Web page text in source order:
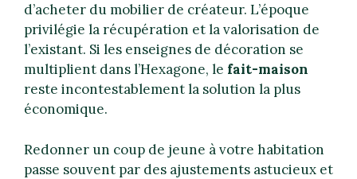
d’acheter du mobilier de créateur. L’époque
privilégie la récupération et la valorisation de
l’existant. Si les enseignes de décoration se
multiplient dans l’Hexagone, le fait-maison
reste incontestablement la solution la plus
économique.
Redonner un coup de jeune à votre habitation
passe souvent par des ajustements astucieux et